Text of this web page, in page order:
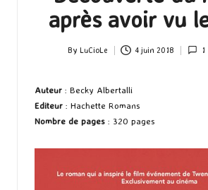
après avoir vu
Posted
By LuCioLe 4 juin 2018 1
Auteur : Becky Albertalli
Editeur : Hachette Romans
Nombre de pages : 320 pages